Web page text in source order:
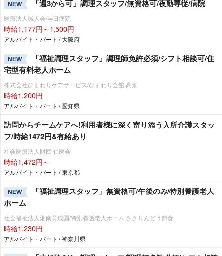
NEW 「週3から可」調理スタッフ/無資格可/夜勤専従/病院
医療法人誠人会/与田病院
時給1,177円～1,500円
アルバイト・パート / 大阪府
NEW
「福祉調理スタッフ」調理師免許必須/シフト相談可/住
宅型有料老人ホーム
株式会社ひまわりケアサービス/ひまわり会館 高畑
時給1,200円
アルバイト・パート / 愛知県
訪問からチームケアへ!利用者様に深く寄り添う入所介護スタッ
フ/時給1472円&有給あり
社会医療法人財団 仁医会
時給1,472円～
アルバイト・パート / 東京都
NEW
「福祉調理スタッフ」無資格可/午後のみ/特別養護老人
ホーム
社会福祉法人湘南育成園/特別養護老人ホーム ささりんどう鎌倉
時給1,230円
アルバイト・パート / 神奈川県